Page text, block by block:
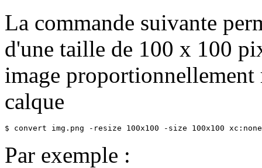
La commande suivante
d'une taille de 100 x 100
image
calque
$ convert img.png -resize 100x100 -size 100x100
Par exemple :